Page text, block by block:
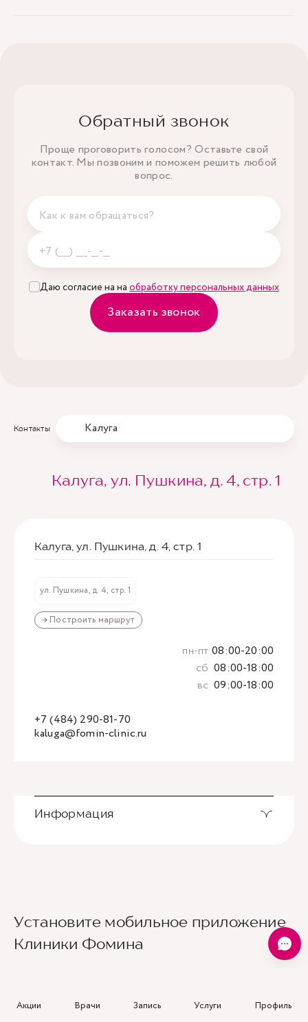
Обратный звонок
Проще проговорить голосом? Оставьте свой
контакт. Мы позвоним и поможем решить любой
вопрос.
Даю согласие на на обработку персональных данных
Заказать звонок
Контакты Калуга
Калуга, ул. Пушкина, д. 4, стр. 1
Калуга, ул. Пушкина, д. 4, стр. 1
ул. Пушкина, д. 4, стр. 1
→ Построить маршрут
kaluga@fomin-clinic.ru
+7 (484) 290-81-70
пн-пт 08:00-20:00
сб 08:00-18:00
вс 09:00-18:00
Информация
Ведущие врачи региона
Контроль всех этапов лечения с помощью
Установите мобильное приложение
Клиники Фомина
Акции Врачи Запись Услуги Профиль